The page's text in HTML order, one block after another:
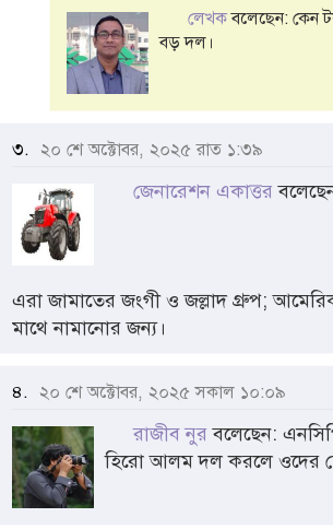
লেখকবলেছেন: কেন
বড় দল।
৩. ২০ শে অক্টোবর, ২০২৫ রাত ১:৩৯
জেনারেশন একাত্তর
এরা জামাতের জংগী ও জল্লাদ গ্রুপ;
মাথে নামানোর জন্য।
৪. ২০ শে অক্টোবর, ২০২৫ সকাল ১০:০৯
রাজীব নুর বলেছেন:
হিরো আলম দল করলে ওদের